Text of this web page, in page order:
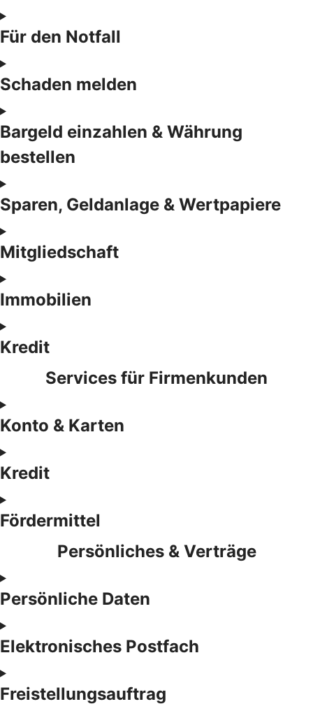
Für den Notfall
Schaden melden
Bargeld einzahlen & Währung
bestellen
Sparen, Geldanlage & Wertpapiere
Mitgliedschaft
Immobilien
Kredit
Services für Firmenkunden
Konto & Karten
Kredit
Fördermittel
Persönliches & Verträge
Persönliche Daten
Elektronisches Postfach
Freistellungsauftrag